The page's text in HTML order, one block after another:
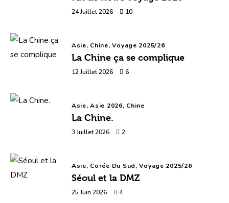
24 Juillet 2026 10
Asie, Chine,Voyage 2025/26
La Chine ça se complique
12 Juillet 2026 6
Asie,Asie 2026, Chine
La Chine.
3 Juillet 2026 2
Asie, Corée Du Sud,Voyage 2025/26
Séoul et la DMZ
25 Juin 2026 4